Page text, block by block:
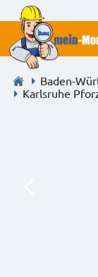
Baden-
Karlsruhe